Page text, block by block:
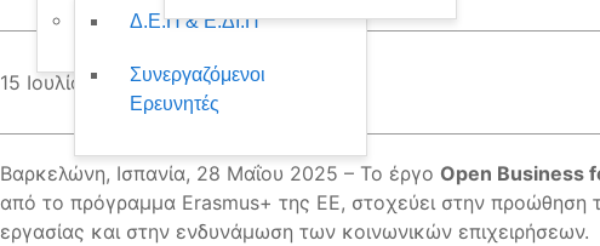
Δ.Ε.Π & Ε.ΔΙ.Π
Συνεργαζόμενοι
Ερευνητές
ΦΕΚ
15 Ιουλίου 2025Εμφανίσεις: 135
Βαρκελώνη, Ισπανία, 28 Μαΐου 2025 – Το έργο Open Business
από το πρόγραμμα Erasmus+ της ΕΕ, στοχεύει στην προώθηση
εργασίας και στην ενδυνάμωση των κοινωνικών επιχειρήσεων.